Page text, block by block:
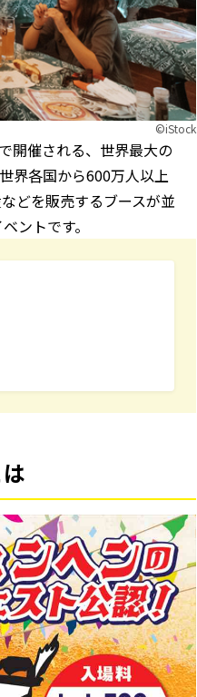
©︎iStock
開催される、世界最大の
界各国から600万人以上
どを販売するブースが並
ントです。